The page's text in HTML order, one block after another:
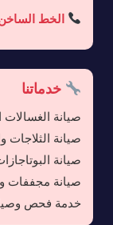
الخط الساخن:
خدماتنا
صيانة الغسالات
صيانة الثلاجات
صيانة
صيانة مجففات
خدمة فحص